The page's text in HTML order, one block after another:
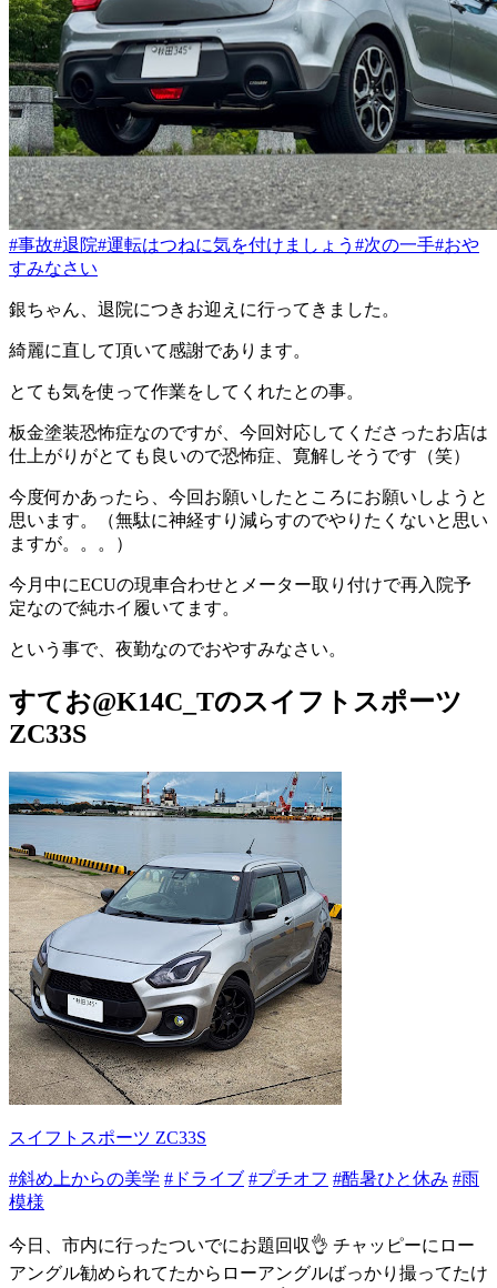
#事故#退院#運転はつねに気を付けましょう #次の一手#おや
すみなさい
銀ちゃん、退院につきお迎えに行ってきました。
綺麗に直して頂いて感謝であります。
とても気を使って作業をしてくれたとの事。
板金塗装恐怖症なのですが、今回対応してくださったお店は
仕上がりがとても良いので恐怖症、寛解しそうです（笑）
今度何かあったら、今回お願いしたところにお願いしようと
思います。（無駄に神経すり減らすのでやりたくないと思い
ますが。。。）
今月中にECUの現車合わせとメーター取り付けで再入院予
定なので純ホイ履いてます。
という事で、夜勤なのでおやすみなさい。
すてお@K14C_Tのスイフトスポーツ
ZC33S
スイフトスポーツ ZC33S
#斜め上からの美学 #ドライブ #プチオフ #酷暑ひと休み #雨
模様
今日、市内に行ったついでにお題回収👌 チャッピーにロー
アングル勧められてたからローアングルばっかり撮ってたけ